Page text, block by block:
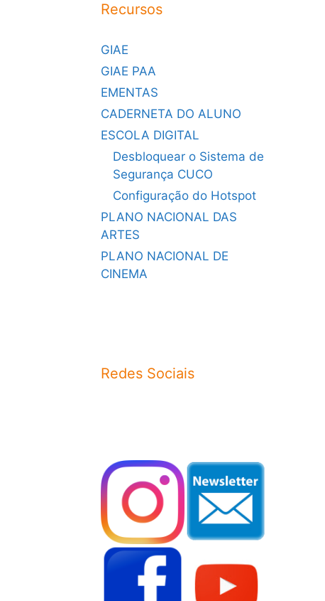
Recursos
GIAE
GIAE PAA
EMENTAS
CADERNETA DO ALUNO
ESCOLA DIGITAL
Desbloquear o Sistema de
Segurança CUCO
Configuração do Hotspot
PLANO NACIONAL DAS
ARTES
PLANO NACIONAL DE
CINEMA
Redes Sociais